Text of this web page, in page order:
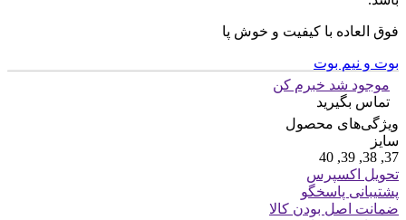
فوق العاده با کیفیت و خوش پا
بوت و نیم بوت
موجود شد خبرم کن
تماس بگیرید
ویژگی‌های محصول
سایز
37, 38, 39, 40
تحویل اکسپرس
پشتیبانی پاسخگو
ضمانت اصل بودن کالا